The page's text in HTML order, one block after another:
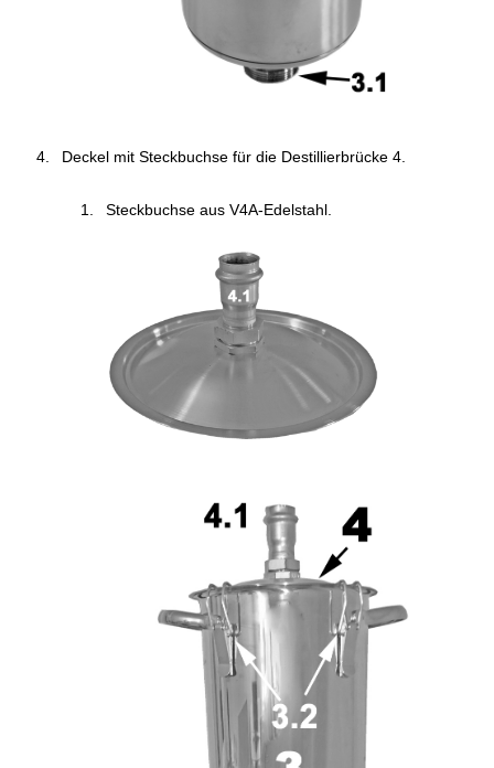
Deckel mit Steckbuchse für die Destillierbrücke 4.
Steckbuchse aus V4A-Edelstahl.